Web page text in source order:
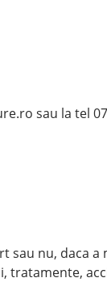
sau la tel
sau nu, daca
tratamente,